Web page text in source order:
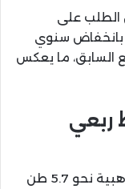
الطلب على
سجل نحو 5.2 طن، بانخفاض سنوي
السابق، ما يعكس
ربعي
سجل الطلب على السبائك والعملات الذهبية نحو 5.7 طن